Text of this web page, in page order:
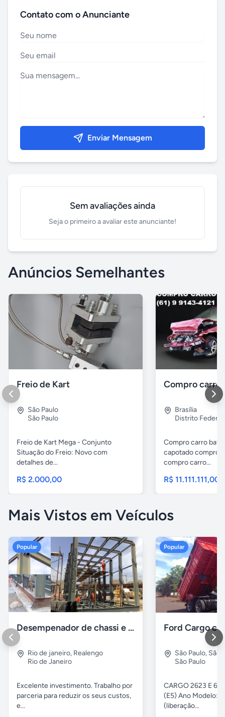
Contato com o Anunciante
Enviar Mensagem
Sem avaliações ainda
Seja o primeiro a avaliar este anunciante!
Anúncios Semelhantes
Freio de Kart
São Paulo
São Paulo
Freio de Kart Mega - Conjunto
Situação do Freio: Novo com
detalhes de...
R$ 2.000,00
Brasília
Distrito Federal
Compro carro
capotado compro
compro carro...
R$ 11.111.111,00
Mais Vistos em Veículos
Popular
Desempenador de chassi e caçambas basculantes
Rio de janeiro, Realengo
Rio de Janeiro
Excelente investimento. Trabalho por
parceria para reduzir os seus custos,
e...
Popular
São Paulo, São
São Paulo
CARGO 2623 E
(E5) Ano Modelo:
(liberação...